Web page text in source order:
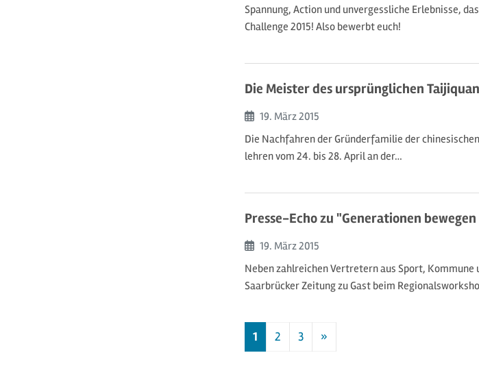
Spannung, Action und unvergessliche Erlebnisse,
Challenge 2015! Also bewerbt euch!
Die Meister des ursprünglichen
Beginn:
19. März2015
Die Nachfahren der Gründerfamilie der
lehren vom 24. bis 28. April an der…
Presse-Echo zu "Generationen bewegen
Beginn:
19. März2015
Neben zahlreichen Vertretern aus Sport,
Saarbrücker Zeitung zu Gast beim
1 2 3 »Nächste